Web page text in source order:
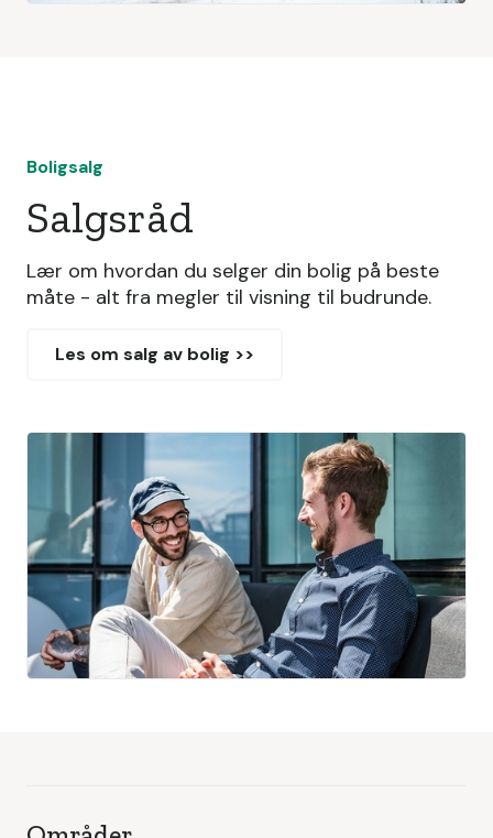
Boligsalg
Salgsråd
Lær om hvordan du selger din bolig på beste
måte - alt fra megler til visning til budrunde.
Les om salg av bolig >>